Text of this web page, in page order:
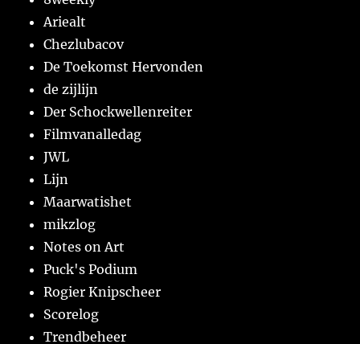
Ariealt
Chezlubacov
De Toekomst Hervonden
de zijlijn
Der Schockwellenreiter
Filmvanalledag
JWL
Lijn
Maarwatishet
mikzlog
Notes on Art
Puck's Podium
Rogier Knipscheer
Scorelog
Trendbeheer